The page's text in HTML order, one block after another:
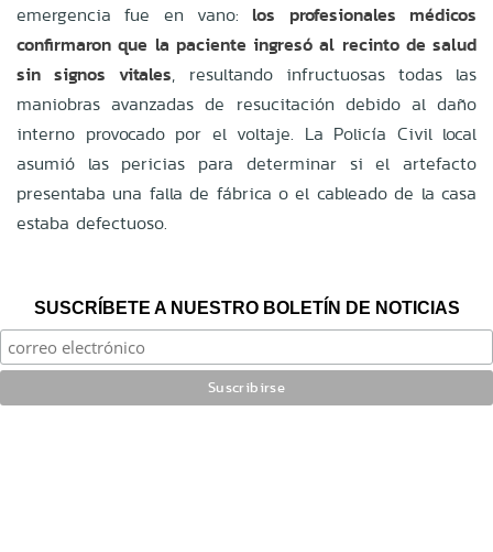
emergencia fue en vano: los profesionales médicos
confirmaron que la paciente ingresó al recinto de salud
sin signos vitales, resultando infructuosas todas las
maniobras avanzadas de resucitación debido al daño
interno provocado por el voltaje. La Policía Civil local
asumió las pericias para determinar si el artefacto
presentaba una falla de fábrica o el cableado de la casa
estaba defectuoso.
SUSCRÍBETE A NUESTRO BOLETÍN DE NOTICIAS